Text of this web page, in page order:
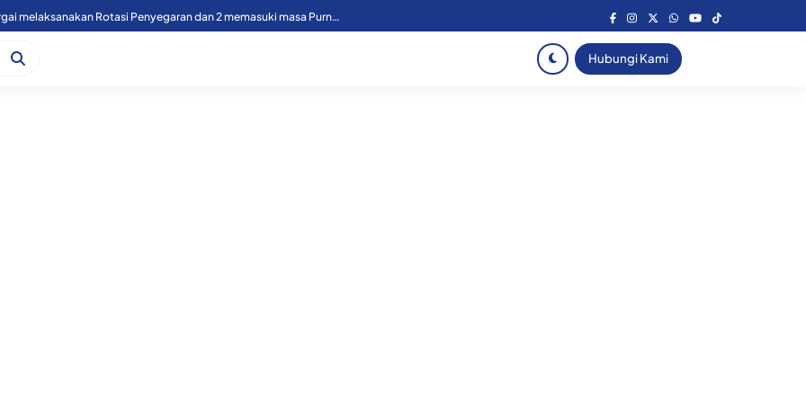
49 Personil Polres Sergai melaksanakan Rotasi Penyegaran dan 2 memasuki masa Purnawirawan
Hubungi Kami